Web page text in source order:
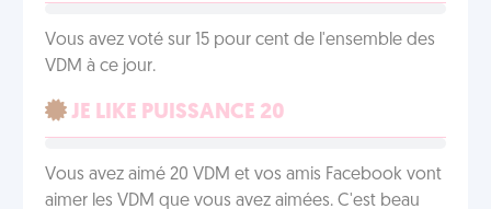
Vous avez voté sur 15 pour cent de l'ensemble des
VDM à ce jour.
JE LIKE PUISSANCE 20
Vous avez aimé 20 VDM et vos amis Facebook vont
aimer les VDM que vous avez aimées. C'est beau